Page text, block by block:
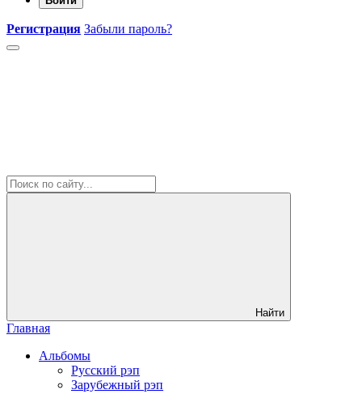
Регистрация Забыли пароль?
Найти
Главная
Альбомы
Русский рэп
Зарубежный рэп